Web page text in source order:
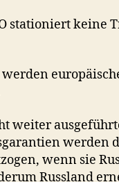
stationiert keine
weiter
werden
wenn sie
Russland